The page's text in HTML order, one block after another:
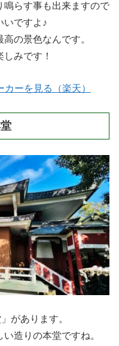
鳴らす事も出来ますので
いですよ♪
の景色なんです。
みです！
ーを見る（楽天）
があります。
造りの本堂ですね。